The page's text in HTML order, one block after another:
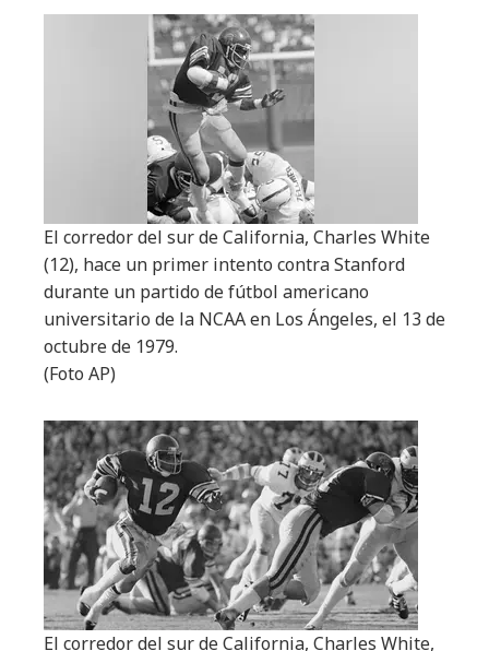
El corredor del sur de California, Charles White
(12), hace un primer intento contra Stanford
durante un partido de fútbol americano
universitario de la NCAA en Los Ángeles, el 13 de
octubre de 1979.
(Foto AP)
El corredor del sur de California, Charles White,